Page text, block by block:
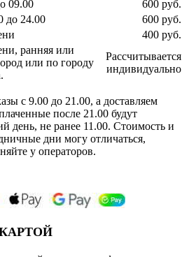
09.00
600 руб.
до 24.00
600 руб.
400 руб.
ранняя или
или по городу
Рассчитывается
индивидуально
с 9.00 до 21.00, а доставляем
после 21.00 будут
день, не ранее 11.00. Стоимость и
дни могу отличаться,
у операторов.